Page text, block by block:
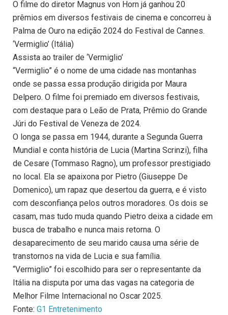
O filme do diretor Magnus von Horn já ganhou 20
prêmios em diversos festivais de cinema e concorreu à
Palma de Ouro na edição 2024 do Festival de Cannes.
‘Vermiglio’ (Itália)
Assista ao trailer de ‘Vermiglio’
“Vermiglio” é o nome de uma cidade nas montanhas
onde se passa essa produção dirigida por Maura
Delpero. O filme foi premiado em diversos festivais,
com destaque para o Leão de Prata, Prêmio do Grande
Júri do Festival de Veneza de 2024.
O longa se passa em 1944, durante a Segunda Guerra
Mundial e conta história de Lucia (Martina Scrinzi), filha
de Cesare (Tommaso Ragno), um professor prestigiado
no local. Ela se apaixona por Pietro (Giuseppe De
Domenico), um rapaz que desertou da guerra, e é visto
com desconfiança pelos outros moradores. Os dois se
casam, mas tudo muda quando Pietro deixa a cidade em
busca de trabalho e nunca mais retorna. O
desaparecimento de seu marido causa uma série de
transtornos na vida de Lucia e sua família.
“Vermiglio” foi escolhido para ser o representante da
Itália na disputa por uma das vagas na categoria de
Melhor Filme Internacional no Oscar 2025.
Fonte: G1 Entretenimento